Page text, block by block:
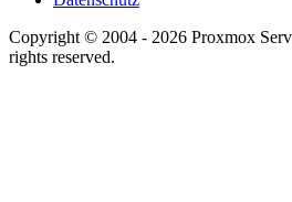
Copyright © 2004 - 2026 Proxmox
rights reserved.